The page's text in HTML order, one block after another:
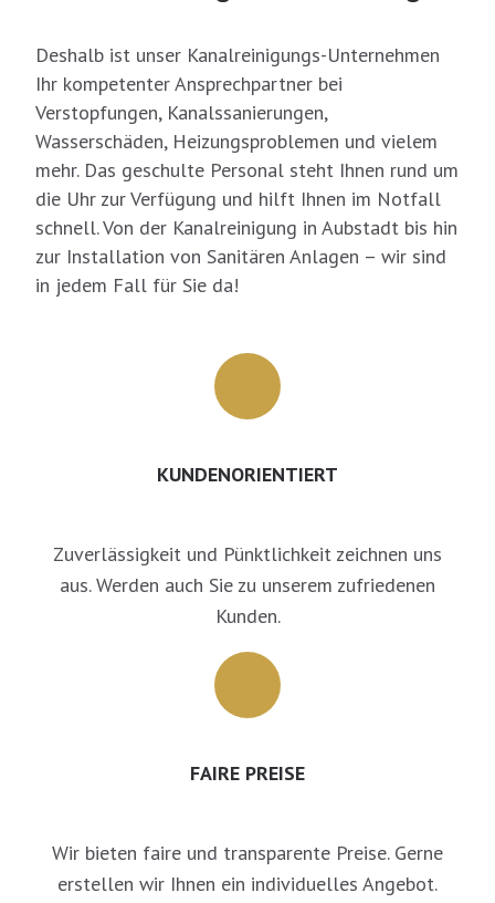
Deshalb ist unser Kanalreinigungs-Unternehmen
Ihr kompetenter Ansprechpartner bei
Verstopfungen, Kanalssanierungen,
Wasserschäden, Heizungsproblemen und vielem
mehr. Das geschulte Personal steht Ihnen rund um
die Uhr zur Verfügung und hilft Ihnen im Notfall
schnell. Von der Kanalreinigung in Aubstadt bis hin
zur Installation von Sanitären Anlagen – wir sind
in jedem Fall für Sie da!
KUNDENORIENTIERT
Zuverlässigkeit und Pünktlichkeit zeichnen uns
aus. Werden auch Sie zu unserem zufriedenen
Kunden.
FAIRE PREISE
Wir bieten faire und transparente Preise. Gerne
erstellen wir Ihnen ein individuelles Angebot.